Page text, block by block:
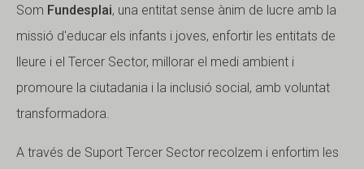
Som Fundesplai, una entitat sense ànim de lucre amb la
missió d'educar els infants i joves, enfortir les entitats de
lleure i el Tercer Sector, millorar el medi ambient i
promoure la ciutadania i la inclusió social, amb voluntat
transformadora.
A través de Suport Tercer Sector recolzem i enfortim les